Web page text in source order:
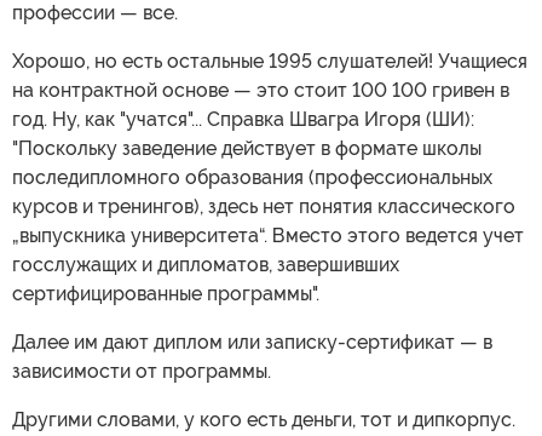
профессии — все.
Хорошо, но есть остальные 1995 слушателей! Учащиеся
на контрактной основе — это стоит 100 100 гривен в
год. Ну, как "учатся"... Справка Швагра Игоря (ШИ):
"Поскольку заведение действует в формате школы
последипломного образования (профессиональных
курсов и тренингов), здесь нет понятия классического
„выпускника университета“. Вместо этого ведется учет
госслужащих и дипломатов, завершивших
сертифицированные программы".
Далее им дают диплом или записку-сертификат — в
зависимости от программы.
Другими словами, у кого есть деньги, тот и дипкорпус.